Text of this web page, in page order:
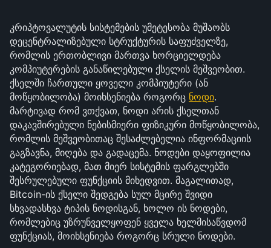
კრიპტოვალუტის სისტემების უმეტესობა მუშაობს
დეცენტრალიზებული სტრუქტურის საფუძველზე,
რომლის ერთობლივი მართვა ხორციელდება
კომპიუტერების განაწილებული ქსელის მეშვეობით.
ქსელში ჩართული ყოველი კომპიუტერი (ან
მოწყობილობა) მოიხსენიება როგორც ნოდი.
მარტივად რომ ვთქვათ, ნოდი არის ქსელთან
დაკავშირებული ნებისმიერი ფიზიკური მოწყობილობა,
რომლის მეშვეობითაც შესაძლებელია ინფორმაციის
გაგზავნა, მიღება და გადაცემა. ნოდები დაყოფილია
კატეგორიებად, მათ მიერ სისტემის ფარგლებში
შესრულებული ფუნქციის მიხედვით. მაგალითად,
Bitcoin-ის ქსელი შედგება სულ მცირე შვიდი
სხვადასხვა ტიპის ნოდისგან, ხოლო ის ნოდები,
რომლებიც უზრუნველყოფენ ყველა ხელმისაწვდომ
ფუნქციას, მოიხსენიება როგორც სრული ნოდები.